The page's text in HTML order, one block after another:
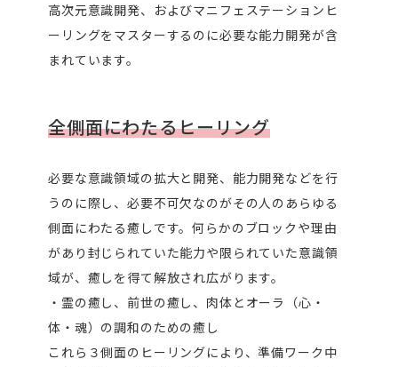
高次元意識開発、およびマニフェステーションヒ
ーリングをマスターするのに必要な能力開発が含
まれています。
全側面にわたるヒーリング
必要な意識領域の拡大と開発、能力開発などを行
うのに際し、必要不可欠なのがその人のあらゆる
側面にわたる癒しです。何らかのブロックや理由
があり封じられていた能力や限られていた意識領
域が、癒しを得て解放され広がります。
・霊の癒し、前世の癒し、肉体とオーラ（心・
体・魂）の調和のための癒し
これら３側面のヒーリングにより、準備ワーク中